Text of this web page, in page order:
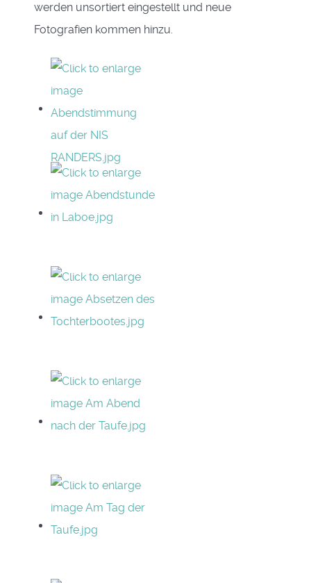
werden unsortiert eingestellt und neue
Fotografien kommen hinzu.